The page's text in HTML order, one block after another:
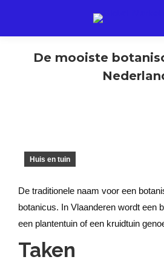
De mooiste
Huis en tuin
De traditionele naam voor een
botanicus. In Vlaanderen wordt een
een plantentuin of een kruidtuin
Taken